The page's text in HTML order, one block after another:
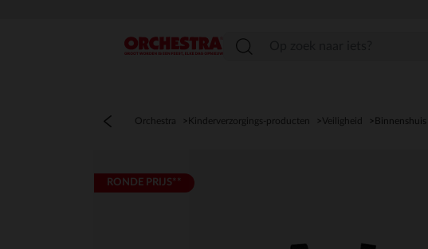
menu
Orchestra Kinderverzorgings-producten Veiligheid Binnenshuis
RONDE PRIJS**